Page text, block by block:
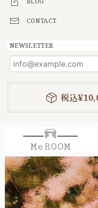
CONTACT
NEWSLETTER
税込